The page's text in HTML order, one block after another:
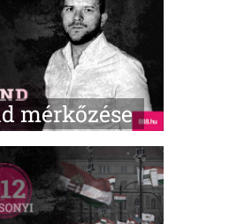
mérkőzése